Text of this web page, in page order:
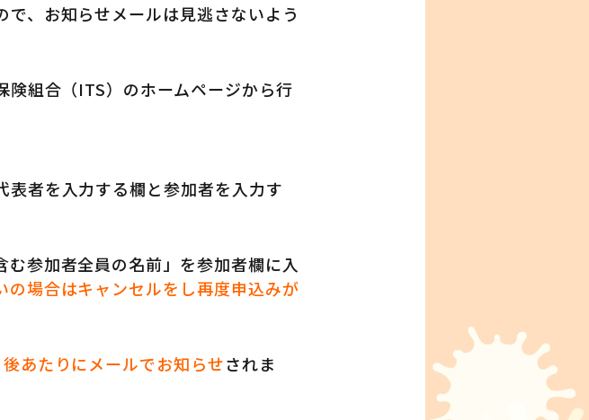
、お知らせメールは見逃さないよう
組合（ITS）のホームページから行
者を入力する欄と参加者を入力す
参加者全員の名前」を参加者欄に入
の場合はキャンセルをし再度申込みが
あたりにメールでお知らせされま